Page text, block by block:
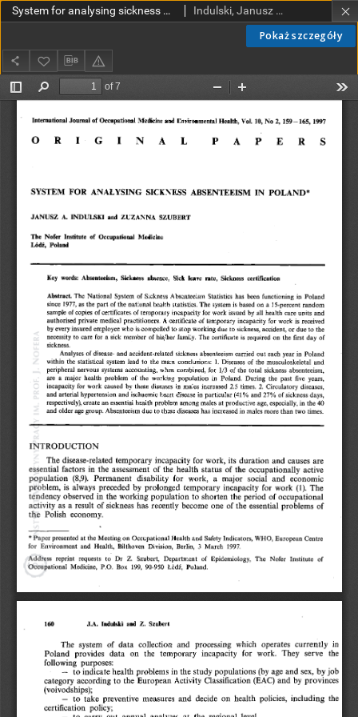
Pokaż szczegóły
System for analysing sickness absenteeism in Poland Indulski, Janusz A.; Szubert, Zuzanna